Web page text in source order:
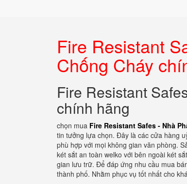
Fire Resistant
Chống Cháy
Fire Resistant
chính hãng
chọn mua Fire Resistant Safes - Nhà
tin tưởng lựa chọn. Đây là các cửa hàng
phù hợp với mọi không gian văn phòng.
két sắt an toàn welko với bên ngoài két
gian lưu trữ. Để đáp ứng nhu cầu mua
thành phố. Nhằm phục vụ tốt nhất cho